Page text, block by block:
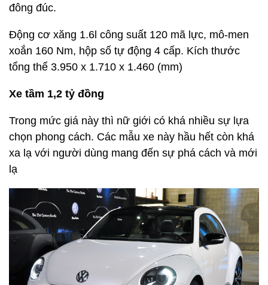
Dù được phân phối chính hãng tại Việt Nam khá lâu
lạ với người tiêu dùng Việt Nam. Mang kiểu dáng
thời trang đúng chất Pháp, với Citroen DS3, bạn sẽ
thật sự nổi bật khi xuất hiện trên những con phố
đông đúc.
Động cơ xăng 1.6l công suất 120 mã lực, mô-men
xoắn 160 Nm, hộp số tự động 4 cấp. Kích thước
tổng thể 3.950 x 1.710 x 1.460 (mm)
Xe tầm 1,2 tỷ đồng